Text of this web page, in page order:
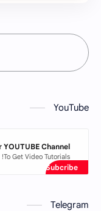
YouTube
Channel
To Get Video Tutorials!
Telegram